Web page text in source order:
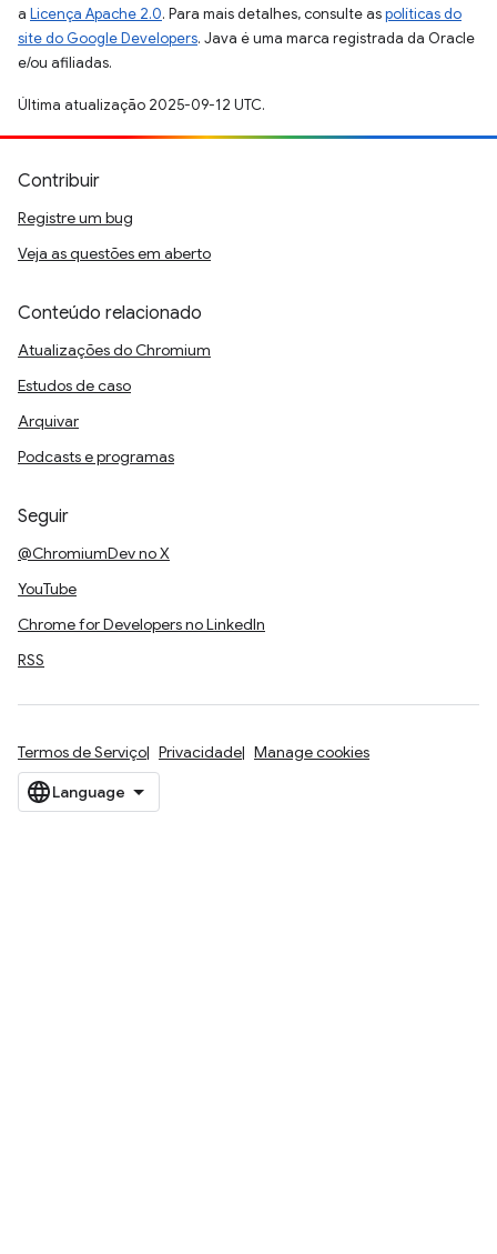
a Licença Apache 2.0. Para mais detalhes, consulte aspolíticas do
site do Google Developers. Java é uma marca registrada da Oracle
e/ou afiliadas.
Última atualização 2025-09-12 UTC.
Contribuir
Registre um bug
Veja as questões em aberto
Conteúdo relacionado
Atualizações do Chromium
Estudos de caso
Arquivar
Podcasts e programas
Seguir
@ChromiumDev no X
YouTube
Chrome for Developers no LinkedIn
RSS
Termos de Serviço Privacidade Manage cookies